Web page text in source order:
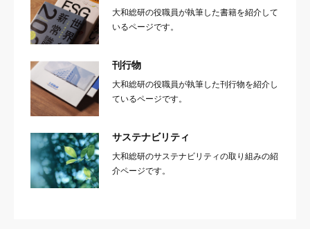
大和総研の役職員が執筆した書籍を紹介して
いるページです。
刊行物
大和総研の役職員が執筆した刊行物を紹介し
ているページです。
サステナビリティ
大和総研のサステナビリティの取り組みの紹
介ページです。